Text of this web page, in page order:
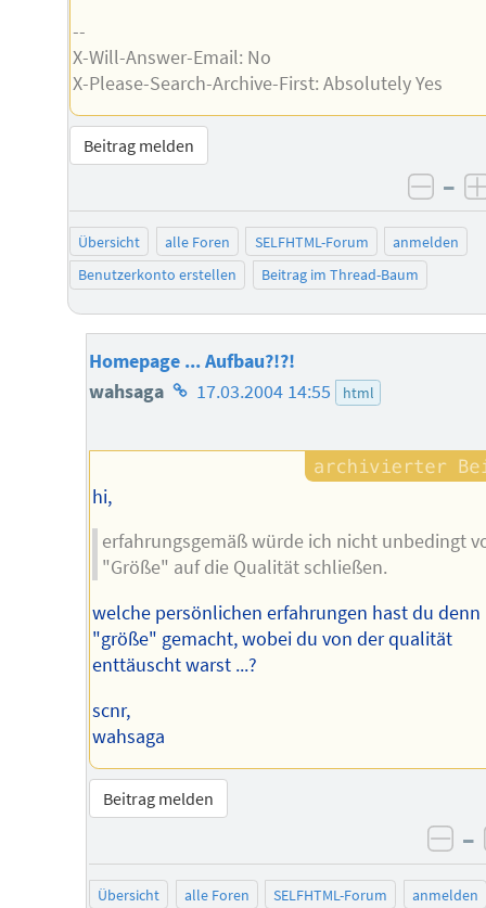
--
X-Will-Answer-Email: No
X-Please-Search-Archive-First: Absolutely Yes
Beitrag melden
–
Übersicht alle Foren SELFHTML-Forum
anmelden
Benutzerkonto erstellen
Beitrag im Thread-Baum
Homepage ... Aufbau?!?!
wahsaga Homepage
Autors
17.03.2004 14:55 html
hi,
erfahrungsgemäß würde ich nicht unbedingt
"Größe" auf die Qualität schließen.
welche persönlichen erfahrungen hast du denn
"größe" gemacht, wobei du von der qualität
enttäuscht warst ...?
scnr,
wahsaga
Beitrag melden
–
Übersicht alle Foren SELFHTML-Forum
anmelden